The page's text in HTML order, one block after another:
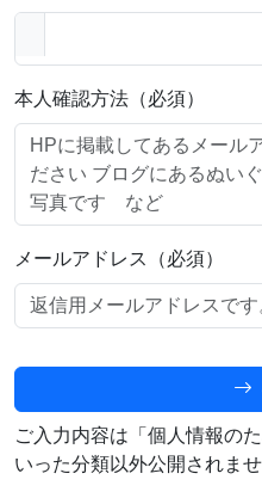
本人確認方法（必須）
メールアドレス（必須）
ご入力内容は「個人情報の
いった分類以外公開されま